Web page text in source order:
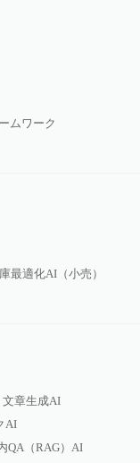
ムワーク
最適化AI（小売）
文章生成AI
AI
QA（RAG）AI